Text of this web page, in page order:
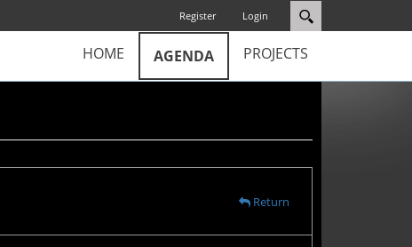
Login
Register
HOME AGENDA PROJECTS
Return